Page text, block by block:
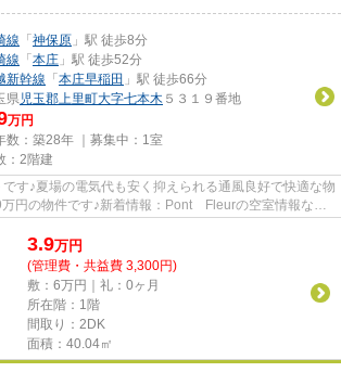
線 「 神保原 」駅 徒歩8分
線 「 本庄 」駅 徒歩52分
新幹線 「 本庄早稲田 」駅 徒歩66分
県児玉郡上里町大字七本木 ５３１９番地
万円
数：築28年 ｜募集中： 1室
：2階建
す♪夏場の電気代も安く抑えられる通風良好で快適な物
円の物件です♪新着情報：Pont Fleurの空室情報なら
不...
3.9万円
(管理費・共益費 3,300円)
敷：6万円｜礼：0ヶ月
所在階：1階
間取り：2DK
面積：40.04㎡